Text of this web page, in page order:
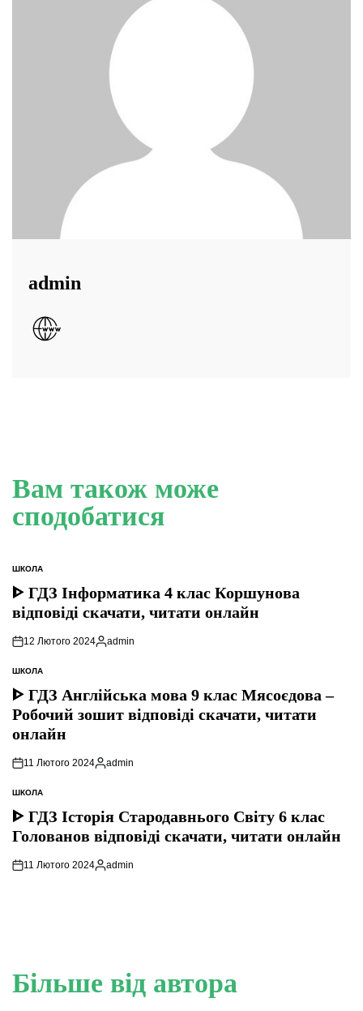
admin
Вам також може
сподобатися
ОПУБЛІКУВАТИ
У
ШКОЛА
ᐈ ГДЗ Інформатика 4 клас Коршунова
відповіді скачати, читати онлайн
12 Лютого 2024
Опубліковано
admin
ОПУБЛІКУВАТИ
У
ШКОЛА
ᐈ ГДЗ Англійська мова 9 клас Мясоєдова –
Робочий зошит відповіді скачати, читати
онлайн
11 Лютого 2024
Опубліковано
admin
ОПУБЛІКУВАТИ
У
ШКОЛА
ᐈ ГДЗ Історія Стародавнього Свiту 6 клас
Голованов відповіді скачати, читати онлайн
11 Лютого 2024
Опубліковано
admin
Більше від автора